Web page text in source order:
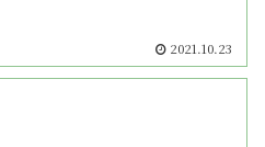
2021.10.23